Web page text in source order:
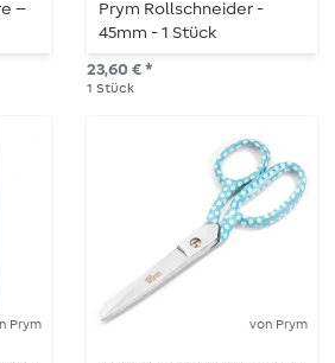
–
Prym Rollschneider -
45mm - 1 Stück
23,60 € *
1 Stück
Prym von Prym